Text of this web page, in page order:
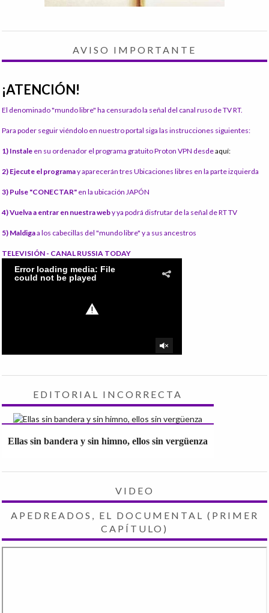
AVISO IMPORTANTE
¡ATENCIÓN!
El denominado "mundo libre" ha censurado la señal del canal ruso de TV RT.
Para poder seguir viéndolo en nuestro portal siga las instrucciones siguientes:
1) Instale en su ordenador el programa gratuito Proton VPN desdeaquí:
2) Ejecute el programay aparecerán tres Ubicaciones libres en la parte izquierda
3) Pulse "CONECTAR" en la ubicación JAPÓN
4) Vuelva a entrar en nuestra weby ya podrá disfrutar de la señal de RT TV
5) Maldigaa los cabecillas del "mundo libre" y a sus ancestros
TELEVISIÓN - CANAL RUSSIA TODAY
EDITORIAL INCORRECTA
Ellas sin bandera y sin himno, ellos sin vergüenza
VIDEO
APEDREADOS, EL DOCUMENTAL (PRIMER
CAPÍTULO)